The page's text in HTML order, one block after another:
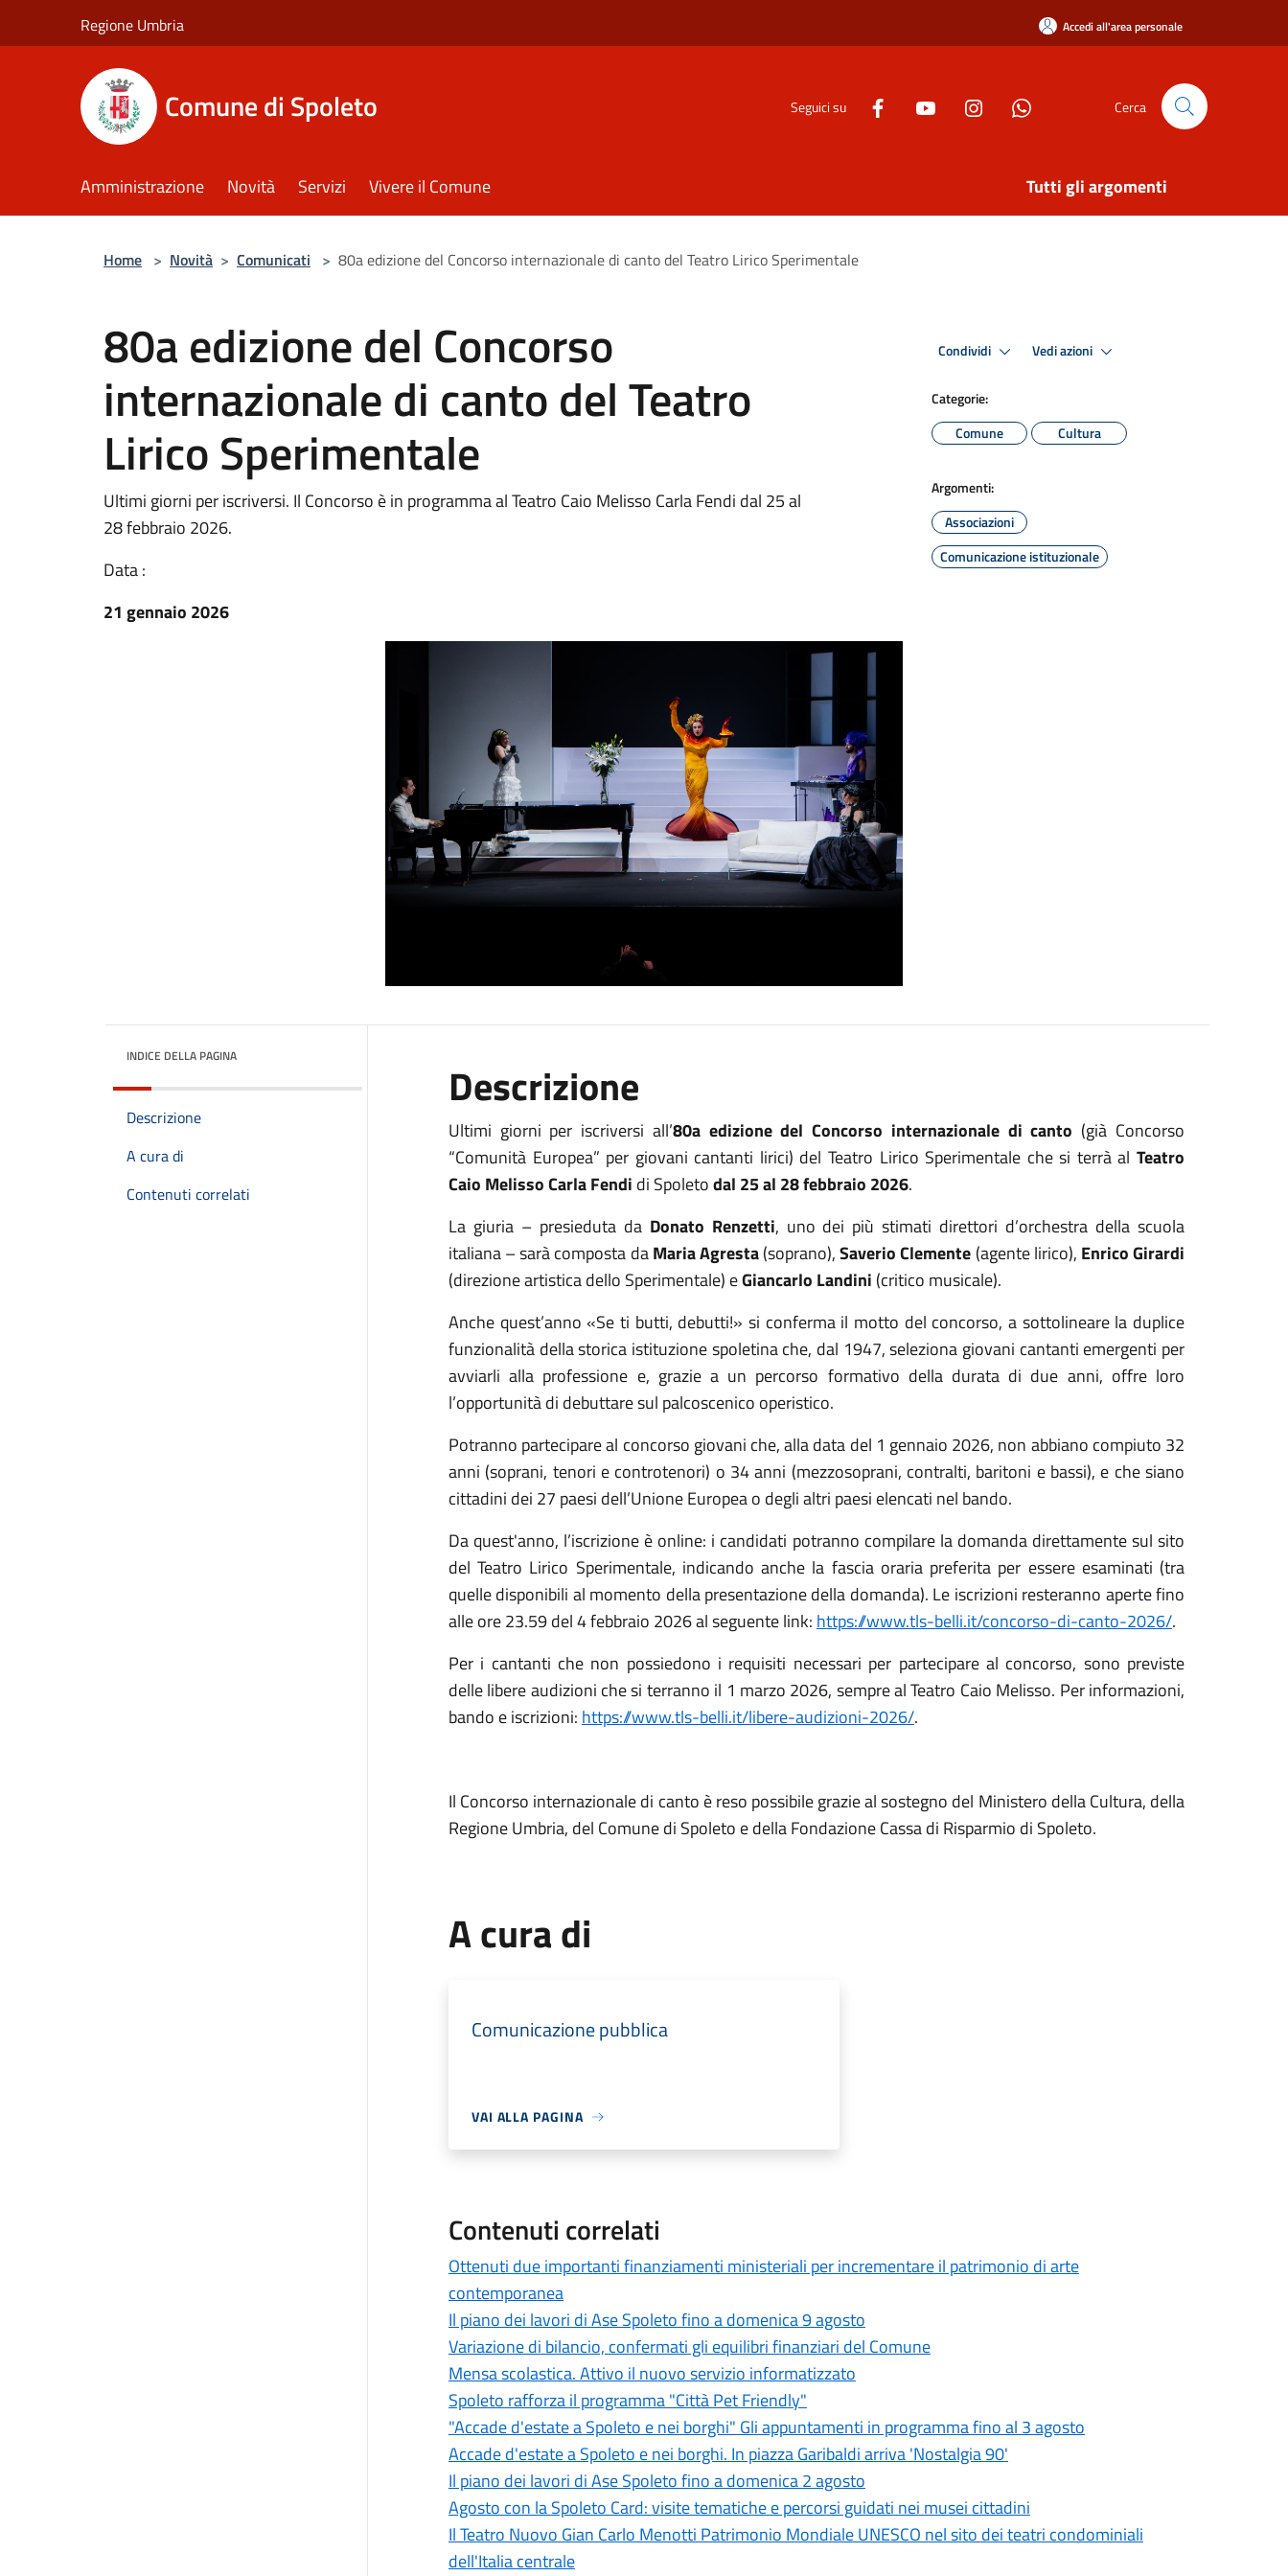
Regione Umbria Accedi all'area personale
Comune di Spoleto Seguici su Cerca
Amministrazione Novità Servizi Vivere il Comune Tutti gli argomenti
Home > Novità > Comunicati > 80a edizione del Concorso internazionale di canto del Teatro Lirico Sperimentale
80a edizione del Concorso
internazionale di canto del Teatro
Lirico Sperimentale
Ultimi giorni per iscriversi. Il Concorso è in programma al Teatro Caio Melisso Carla Fendi dal 25 al
28 febbraio 2026.
Data :
21 gennaio 2026
Condividi Vedi azioni
Categorie:
Comune
Cultura
Argomenti:
Associazioni
Comunicazione istituzionale
INDICE DELLA PAGINA
Descrizione
A cura di
Contenuti correlati
Descrizione
Ultimi giorni per iscriversi all’80a edizione del Concorso internazionale di canto (già Concorso
“Comunità Europea” per giovani cantanti lirici) del Teatro Lirico Sperimentale che si terrà al Teatro
Caio Melisso Carla Fendi di Spoletodal 25 al 28 febbraio 2026.
La giuria – presieduta da Donato Renzetti, uno dei più stimati direttori d’orchestra della scuola
italiana – sarà composta daMaria Agresta(soprano),Saverio Clemente (agente lirico), Enrico Girardi
(direzione artistica dello Sperimentale) eGiancarlo Landini (critico musicale).
Anche quest’anno «Se ti butti, debutti!» si conferma il motto del concorso, a sottolineare la duplice
funzionalità della storica istituzione spoletina che, dal 1947, seleziona giovani cantanti emergenti per
avviarli alla professione e, grazie a un percorso formativo della durata di due anni, offre loro
l’opportunità di debuttare sul palcoscenico operistico.
Potranno partecipare al concorso giovani che, alla data del 1 gennaio 2026, non abbiano compiuto 32
anni (soprani, tenori e controtenori) o 34 anni (mezzosoprani, contralti, baritoni e bassi), e che siano
cittadini dei 27 paesi dell’Unione Europea o degli altri paesi elencati nel bando.
Da quest'anno, l’iscrizione è online: i candidati potranno compilare la domanda direttamente sul sito
del Teatro Lirico Sperimentale, indicando anche la fascia oraria preferita per essere esaminati (tra
quelle disponibili al momento della presentazione della domanda). Le iscrizioni resteranno aperte fino
alle ore 23.59 del 4 febbraio 2026 al seguente link: https://www.tls-belli.it/concorso-di-canto-2026/.
Per i cantanti che non possiedono i requisiti necessari per partecipare al concorso, sono previste
delle libere audizioni che si terranno il 1 marzo 2026, sempre al Teatro Caio Melisso. Per informazioni,
bando e iscrizioni: https://www.tls-belli.it/libere-audizioni-2026/.
Il Concorso internazionale di canto è reso possibile grazie al sostegno del Ministero della Cultura, della
Regione Umbria, del Comune di Spoleto e della Fondazione Cassa di Risparmio di Spoleto.
A cura di
Comunicazione pubblica
VAI ALLA PAGINA
Contenuti correlati
Ottenuti due importanti finanziamenti ministeriali per incrementare il patrimonio di arte
contemporanea
Il piano dei lavori di Ase Spoleto fino a domenica 9 agosto
Variazione di bilancio, confermati gli equilibri finanziari del Comune
Mensa scolastica. Attivo il nuovo servizio informatizzato
Spoleto rafforza il programma "Città Pet Friendly"
"Accade d'estate a Spoleto e nei borghi" Gli appuntamenti in programma fino al 3 agosto
Accade d'estate a Spoleto e nei borghi. In piazza Garibaldi arriva 'Nostalgia 90'
Il piano dei lavori di Ase Spoleto fino a domenica 2 agosto
Agosto con la Spoleto Card: visite tematiche e percorsi guidati nei musei cittadini
Il Teatro Nuovo Gian Carlo Menotti Patrimonio Mondiale UNESCO nel sito dei teatri condominiali
dell'Italia centrale